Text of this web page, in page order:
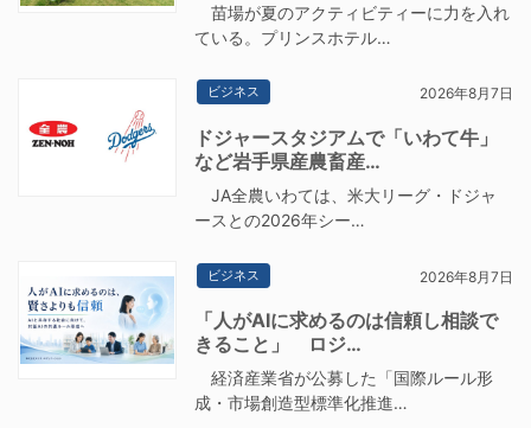
苗場が夏のアクティビティーに力を入れ
ている。プリンスホテル…
ビジネス 2026年8月7日
ドジャースタジアムで「いわて牛」
など岩手県産農畜産…
JA全農いわては、米大リーグ・ドジャ
ースとの2026年シー…
ビジネス 2026年8月7日
「人がAIに求めるのは信頼し相談で
きること」 ロジ…
経済産業省が公募した「国際ルール形
成・市場創造型標準化推進…